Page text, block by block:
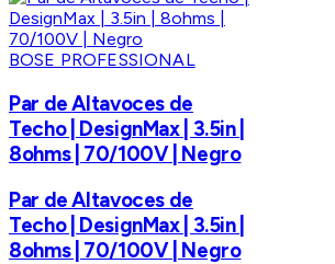
BOSE PROFESSIONAL
Par de Altavoces de
Techo | DesignMax | 3.5in |
8ohms | 70/100V | Negro
Par de Altavoces de
Techo | DesignMax | 3.5in |
8ohms | 70/100V | Negro